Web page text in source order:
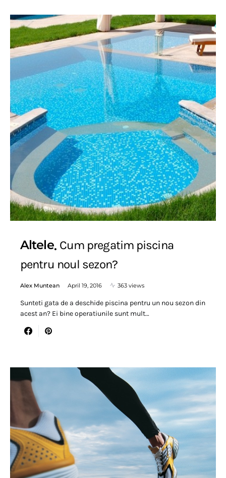
Altele Cum pregatim piscina
pentru noul sezon?
Alex Muntean April 19, 2016 363 views
Sunteti gata de a deschide piscina pentru un nou sezon din
acest an? Ei bine operatiunile sunt mult…